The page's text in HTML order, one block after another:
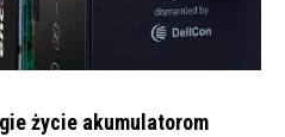
życie akumulatorom